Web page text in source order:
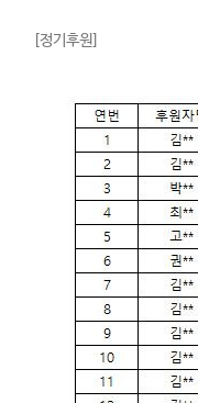
[정기후원]